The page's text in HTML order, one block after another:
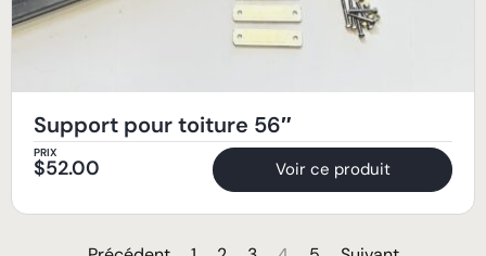
Support pour toiture 56″
PRIX
$52.00 Voir ce produit